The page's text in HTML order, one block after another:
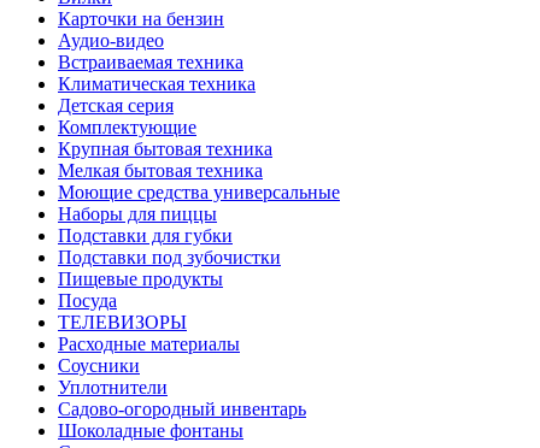
Карточки на бензин
Аудио-видео
Встраиваемая техника
Климатическая техника
Детская серия
Комплектующие
Крупная бытовая техника
Мелкая бытовая техника
Моющие средства универсальные
Наборы для пиццы
Подставки для губки
Подставки под зубочистки
Пищевые продукты
Посуда
ТЕЛЕВИЗОРЫ
Расходные материалы
Соусники
Уплотнители
Садово-огородный инвентарь
Шоколадные фонтаны